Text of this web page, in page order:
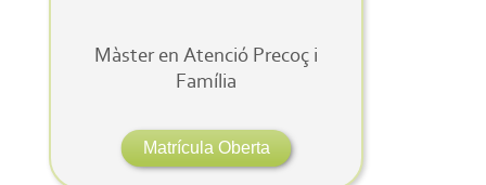
Màster en Atenció Precoç i
Família
Matrícula Oberta